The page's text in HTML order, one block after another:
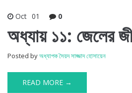
Oct 01 0
অধ্যায় ১১: জেলের
Posted byঅধ্যাপক সৈয়দ সাজ্জাদ হোসায়েন
READ MORE →